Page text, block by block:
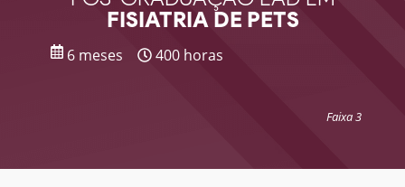
FISIATRIA DE PETS
6 meses 400 horas
Faixa 3